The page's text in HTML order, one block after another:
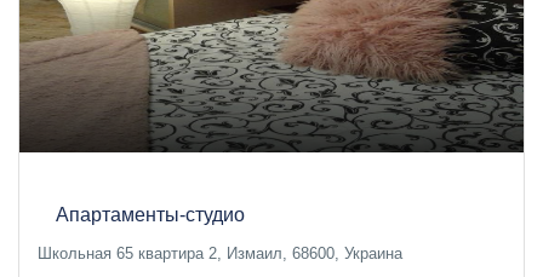
Апартаменты-студио
Школьная 65 квартира 2, Измаил, 68600, Украина